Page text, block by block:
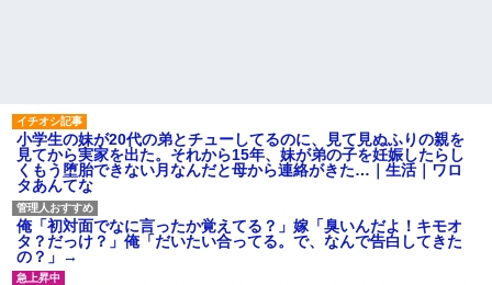
最近うちの庭に知らない男の人がしょっちゅう入ってくる。それ
を職場で愚痴ったら、同僚男性が怒鳴りつけてきた。
元旦那から復縁要請。息子「最新型のiPhoneも買えない貧乏は嫌
だ、再婚して」私「なら父親と暮らせ」息子「やった＾＾」私
（もう手遅れだったんだな…）
彼氏家「うちは墨入れるのが伝統だから。お前も彫れ」 → 結果…
小学生の妹が20代の弟とチューしてるのに、見て見ぬふりの親を
見てから実家を出た。それから15年、妹が弟の子を妊娠したらし
くもう堕胎できない月なんだと母から連絡がきた…｜生活｜ワロ
タあんてな
俺「初対面でなに言ったか覚えてる？」嫁「臭いんだよ！キモオ
タ？だっけ？」俺「だいたい合ってる。で、なんで告白してきた
の？」→